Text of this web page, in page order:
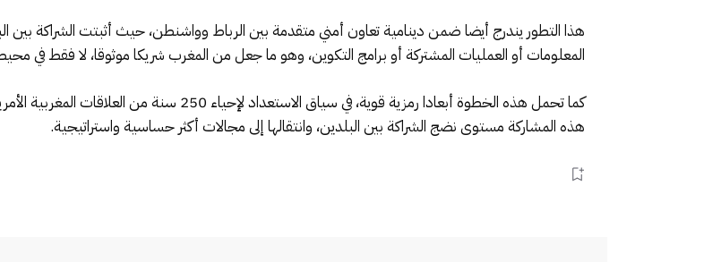
هذا التطور يندرج أيضا ضمن دينامية تعاون أمني متقدمة بين الرباط وواشنطن، حيث أثبتت الشراكة بين
المعلومات أو العمليات المشتركة أو برامج التكوين، وهو ما جعل من المغرب شريكا موثوقا، لا فقط في
كما تحمل هذه الخطوة أبعادا رمزية قوية، في سياق
هذه المشاركة مستوى نضج الشراكة بين البلدين، وانتقالها إلى مجالات أكثر حساسية واستراتيجية.